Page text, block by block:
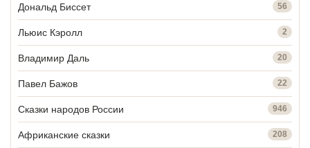
Дональд Биссет 56
Льюис Кэролл 2
Владимир Даль 20
Павел Бажов 22
Сказки народов России 946
Африканские сказки 208